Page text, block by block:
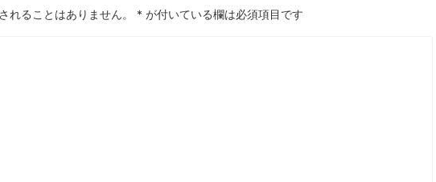
れることはありません。 * が付いている欄は必須項目です